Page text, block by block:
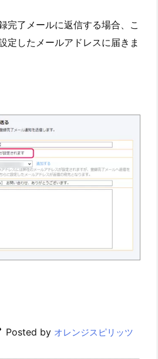
完了メールに返信する場合、こ
定したメールアドレスに届きま
Posted by オレンジスピリッツ